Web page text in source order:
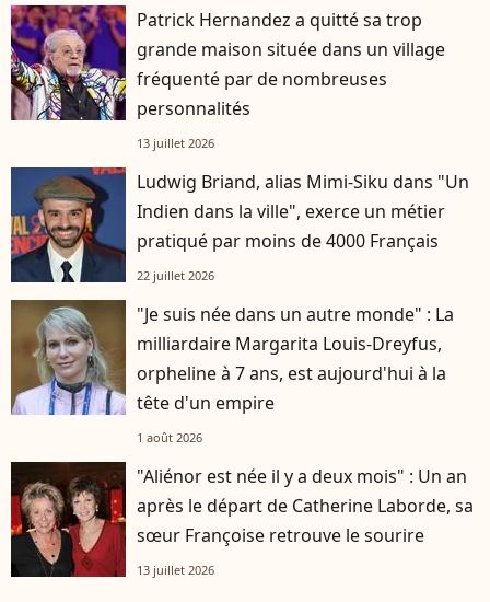
Patrick Hernandez a quitté sa trop
grande maison située dans un village
fréquenté par de nombreuses
personnalités
13 juillet 2026
Ludwig Briand, alias Mimi-Siku dans "Un
Indien dans la ville", exerce un métier
pratiqué par moins de 4000 Français
22 juillet 2026
"Je suis née dans un autre monde" : La
milliardaire Margarita Louis-Dreyfus,
orpheline à 7 ans, est aujourd'hui à la
tête d'un empire
1 août 2026
"Aliénor est née il y a deux mois" : Un an
après le départ de Catherine Laborde, sa
sœur Françoise retrouve le sourire
13 juillet 2026